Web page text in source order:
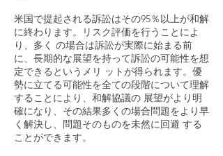
米国で提起される訴訟はその95％以上が和解
に終わります。リスク評価を行うことによ
り、多く の場合は訴訟が実際に始まる前
に、長期的な展望を持って訴訟の可能性を想
定できるというメリ ットが得られます。優
勢に立てる可能性を全ての段階について理解
することにより、和解協議の 展望がより明
確になり、その結果多くの場合問題をより早
く解決し、問題そのものを未然に回避 する
ことができます。